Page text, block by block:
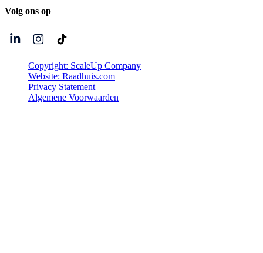
Volg ons op
Copyright: ScaleUp Company
Website: Raadhuis.com
Privacy Statement
Algemene Voorwaarden